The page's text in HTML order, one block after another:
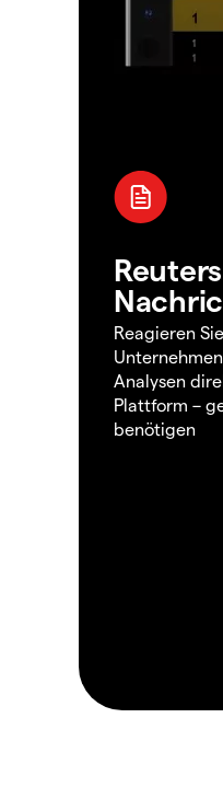
Reuters
Reagieren
Analysen
Plattform –
benötigen